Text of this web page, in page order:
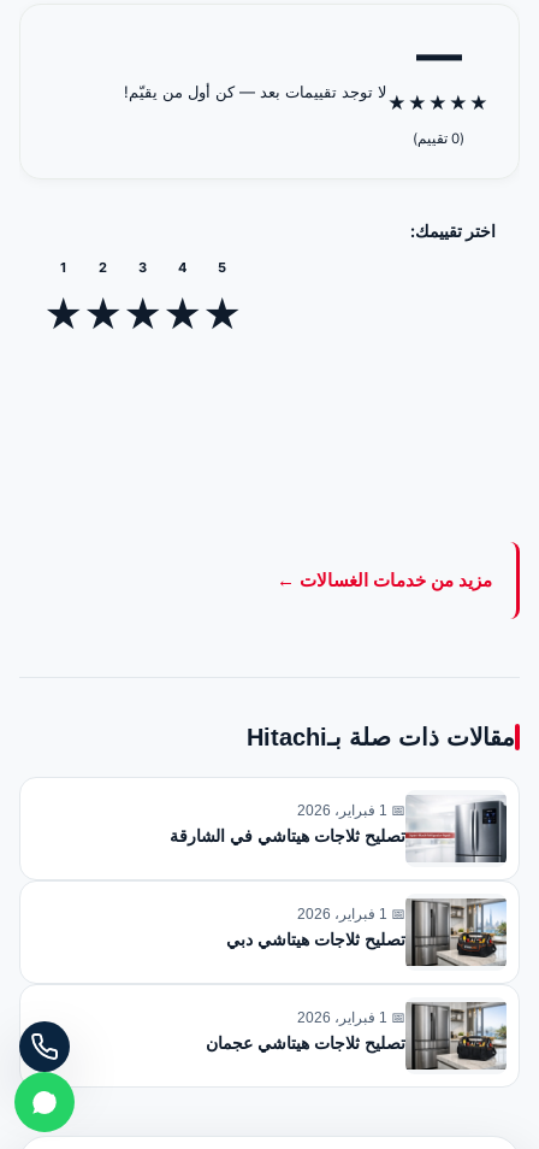
—
★
★
★
★
★
(0 تقييم)
لا توجد تقييمات بعد — كن أول من يقيّم!
اختر تقييمك:
1
★
2
★
3
★
4
★
5
★
مزيد من خدمات الغسالات ←
مقالات ذات صلة بـHitachi
📅 1 فبراير، 2026
تصليح ثلاجات هيتاشي في الشارقة
📅 1 فبراير، 2026
تصليح ثلاجات هيتاشي دبي
📅 1 فبراير، 2026
تصليح ثلاجات هيتاشي عجمان